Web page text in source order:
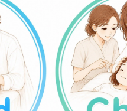
って行う2種の施術｜マ
ル・ヘッドスパ&講師
スパの全ての技術を学